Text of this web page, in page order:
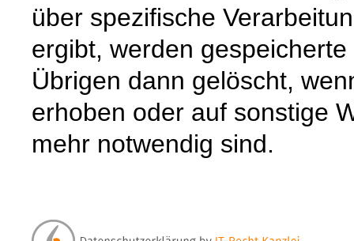
über spezifische
ergibt, werden
Übrigen dann gelöscht,
erhoben oder auf sonstige
mehr notwendig sind.